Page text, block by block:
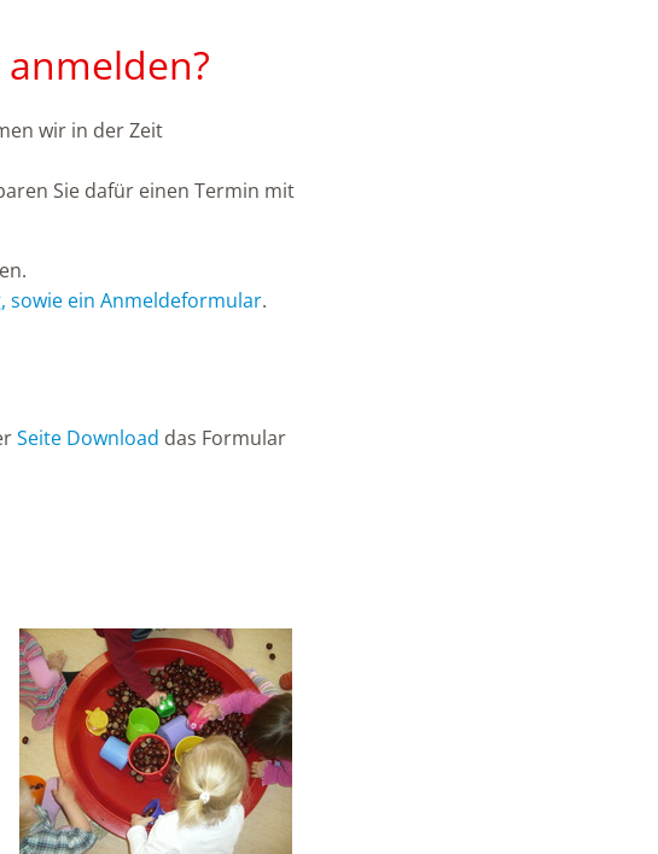
wir in der Zeit
Sie dafür einen Termin mit
sowie ein Anmeldeformular.
Seite Download das Formular